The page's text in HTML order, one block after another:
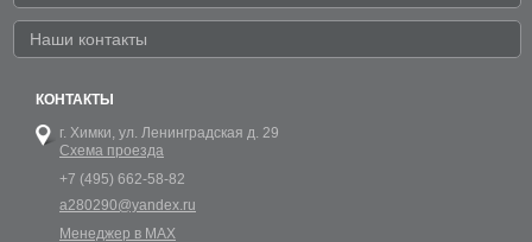
Наши контакты
КОНТАКТЫ
г. Химки, ул. Ленинградская д. 29
Схема проезда
+7 (495) 662-58-82
a280290@yandex.ru
Менеджер в MAX